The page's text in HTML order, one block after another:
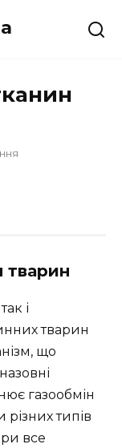
тварин
і
тварин
що
газообмін
різних типів
все